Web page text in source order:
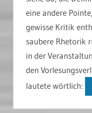
eine andere
gewisse Kritik
saubere Rhetorik
in der
den
lautete wörtlich: